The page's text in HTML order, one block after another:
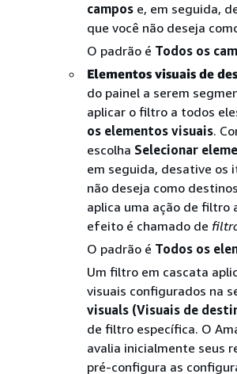
campos e, em seguida,
que você não deseja
O padrão é Todos os
Elementos visuais de
do painel a serem
aplicar o filtro a todos
os elementos visuais.
escolha Selecionar
em seguida, desative os
não deseja como
aplica uma ação de filtro
efeito é chamado de
O padrão é Todos os
Um filtro em cascata
visuais configurados na
visuals (Visuais de
de filtro específica. O
avalia inicialmente seus
pré-configura as